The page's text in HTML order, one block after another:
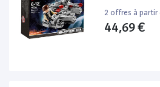
2 offres à partir
44,69 €